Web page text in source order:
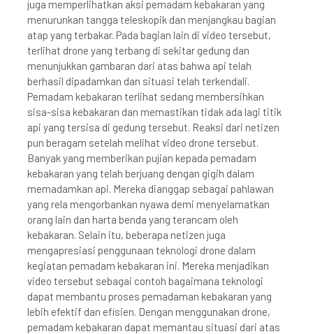
juga memperlihatkan aksi pemadam kebakaran yang
menurunkan tangga teleskopik dan menjangkau bagian
atap yang terbakar. Pada bagian lain di video tersebut,
terlihat drone yang terbang di sekitar gedung dan
menunjukkan gambaran dari atas bahwa api telah
berhasil dipadamkan dan situasi telah terkendali.
Pemadam kebakaran terlihat sedang membersihkan
sisa-sisa kebakaran dan memastikan tidak ada lagi titik
api yang tersisa di gedung tersebut. Reaksi dari netizen
pun beragam setelah melihat video drone tersebut.
Banyak yang memberikan pujian kepada pemadam
kebakaran yang telah berjuang dengan gigih dalam
memadamkan api. Mereka dianggap sebagai pahlawan
yang rela mengorbankan nyawa demi menyelamatkan
orang lain dan harta benda yang terancam oleh
kebakaran. Selain itu, beberapa netizen juga
mengapresiasi penggunaan teknologi drone dalam
kegiatan pemadam kebakaran ini. Mereka menjadikan
video tersebut sebagai contoh bagaimana teknologi
dapat membantu proses pemadaman kebakaran yang
lebih efektif dan efisien. Dengan menggunakan drone,
pemadam kebakaran dapat memantau situasi dari atas